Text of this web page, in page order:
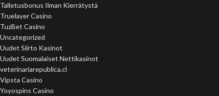
Talletusbonus Ilman Kierrätystä
Truelayer Casino
TuzBet Casino
Uncategorized
Uudet Siirto Kasinot
Uudet Suomalaiset Nettikasinot
veterinariarepublica.cl
Vipsta Casino
Yoyospins Casino